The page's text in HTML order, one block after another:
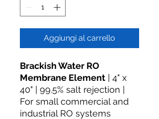
Aggiungi al carrello
Brackish Water RO
Membrane Element | 4" x
40" | 99.5% salt rejection |
For small commercial and
industrial RO systems